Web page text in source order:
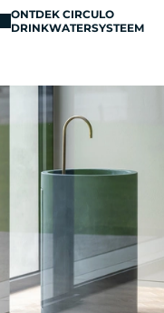
ONTDEK CIRCULO
DRINKWATERSYSTEEM